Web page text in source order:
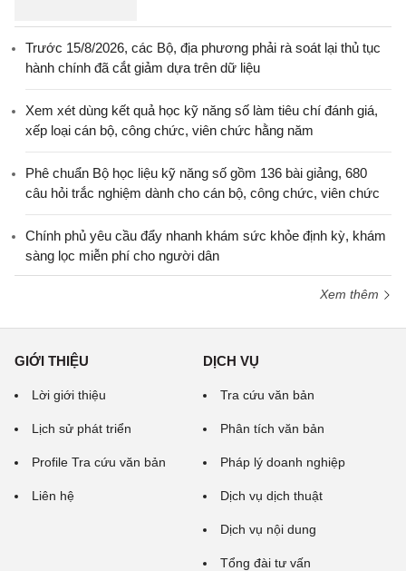
Trước 15/8/2026, các Bộ, địa phương phải rà soát lại thủ tục
hành chính đã cắt giảm dựa trên dữ liệu
Xem xét dùng kết quả học kỹ năng số làm tiêu chí đánh giá,
xếp loại cán bộ, công chức, viên chức hằng năm
Phê chuẩn Bộ học liệu kỹ năng số gồm 136 bài giảng, 680
câu hỏi trắc nghiệm dành cho cán bộ, công chức, viên chức
Chính phủ yêu cầu đẩy nhanh khám sức khỏe định kỳ, khám
sàng lọc miễn phí cho người dân
Xem thêm
GIỚI THIỆU
Lời giới thiệu
Lịch sử phát triển
Profile Tra cứu văn bản
Liên hệ
DỊCH VỤ
Tra cứu văn bản
Phân tích văn bản
Pháp lý doanh nghiệp
Dịch vụ dịch thuật
Dịch vụ nội dung
Tổng đài tư vấn